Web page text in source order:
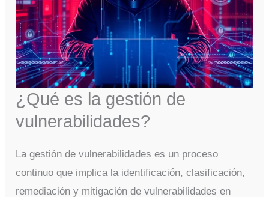
¿Qué es la gestión de
vulnerabilidades?
La gestión de vulnerabilidades es un proceso
continuo que implica la identificación, clasificación,
remediación y mitigación de vulnerabilidades en